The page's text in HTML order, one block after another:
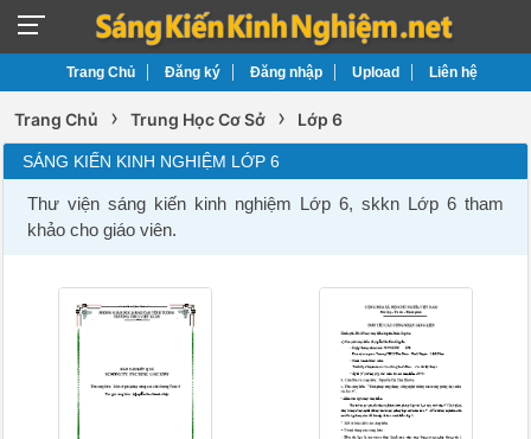
Trang Chủ Đăng ký Đăng nhập Upload Liên hệ
Trang Chủ › Trung Học Cơ Sở › Lớp 6
SÁNG KIẾN KINH NGHIỆM LỚP 6
Thư viện sáng kiến kinh nghiệm Lớp 6, skkn Lớp 6 tham
khảo cho giáo viên.